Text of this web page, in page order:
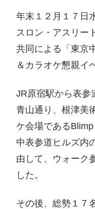
年末１２月１７日
スロン・アスリー
共同による「東京
＆カラオケ懇親イ
JR原宿駅から表参
青山通り、根津美
ケ会場である
中表参道ヒルズ内
由して、ウォーク
した。
その後、総勢１７